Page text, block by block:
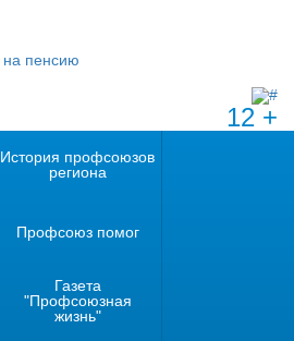
12 +
История профсоюзов
региона
Профсоюз помог
Газета
"Профсоюзная
жизнь"